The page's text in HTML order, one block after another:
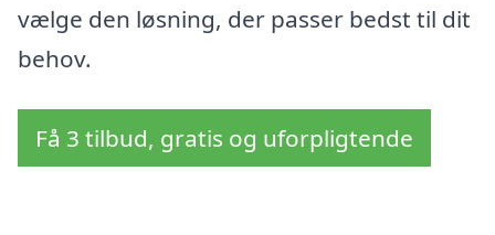
vælge den løsning, der passer bedst til dit
behov.
Få 3 tilbud, gratis og uforpligtende